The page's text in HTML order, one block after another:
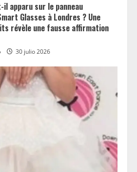
apparu sur le panneau
Glasses à Londres ? Une
révèle une fausse affirmation
30 julio 2026